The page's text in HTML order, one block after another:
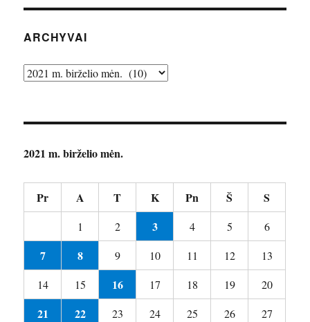
ARCHYVAI
Archyvai
2021 m. birželio mėn.
Pr A T K Pn Š S
1 2 3 4 5 6
7 8 9 10 11 12
13
14
15 16 17 18 19 20
21 22 23 24 25 26
27